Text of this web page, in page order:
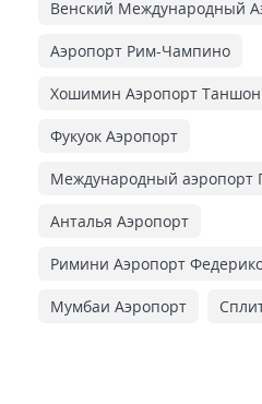
Венский Международный
Аэропорт Рим-Чампино
Хошимин Аэропорт
Фукуок Аэропорт
Международный аэропорт
Анталья Аэропорт
Римини Аэропорт
Мумбаи Аэропорт